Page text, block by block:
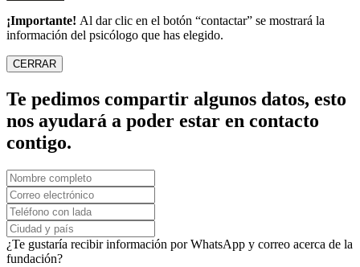
¡Importante! Al dar clic en el botón “contactar” se mostrará la
información del psicólogo que has elegido.
CERRAR
Te pedimos compartir algunos datos, esto
nos ayudará a poder estar en contacto
contigo.
¿Te gustaría recibir información por WhatsApp y correo acerca de la
fundación?